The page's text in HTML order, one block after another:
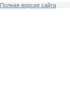
Полная версия сайта